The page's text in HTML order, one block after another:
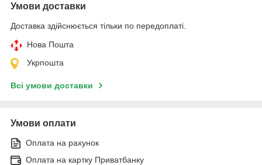
Умови доставки
Доставка здійснюється тільки по передоплаті.
Нова Пошта
Укрпошта
Всі умови доставки
Умови оплати
Оплата на рахунок
Оплата на картку Приватбанку